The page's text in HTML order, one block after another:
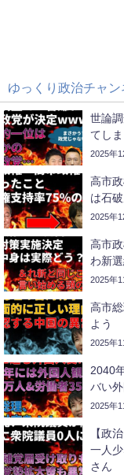
ゆっくり政治チャン
世論
てし
2025年
高市
は石
2025年
高市
わ新
2025年
高市
よう
2025年
2040
バい
2025年
【政
一人
さん